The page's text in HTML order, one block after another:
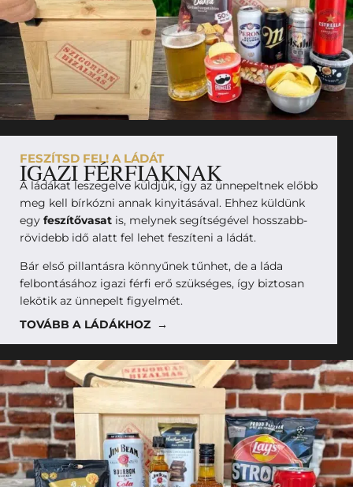
FESZÍTSD FEL! A LÁDÁT
IGAZI FÉRFIAKNAK
A ládákat leszegelve küldjük, így az ünnepeltnek előbb
meg kell bírkózni annak kinyitásával. Ehhez küldünk
egy feszítővasat is, melynek segítségével hosszabb-
rövidebb idő alatt fel lehet feszíteni a ládát.
Bár első pillantásra könnyűnek tűnhet, de a láda
felbontásához igazi férfi erő szükséges, így biztosan
lekötik az ünnepelt figyelmét.
TOVÁBB A LÁDÁKHOZ →